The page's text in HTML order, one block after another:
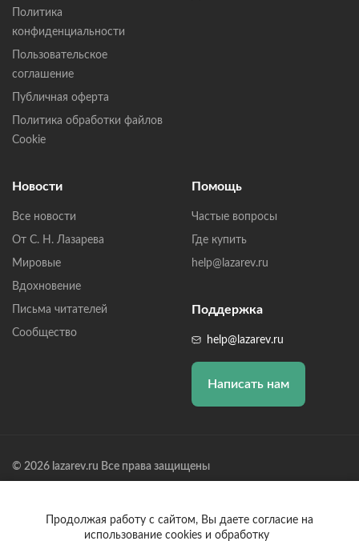
Политика
конфиденциальности
Пользовательское
соглашение
Публичная оферта
Политика обработки файлов
Cookie
Новости
Все новости
От С. Н. Лазарева
Мировые
Вдохновение
Письма читателей
Сообщество
Помощь
Частые вопросы
Где купить
help@lazarev.ru
Поддержка
help@lazarev.ru
Написать нам
© 2026 lazarev.ru Все права защищены
Банк: ОАО "АЛЬФА-БАНК" БИК: 044525593, К/С:
30101810200000000593
Продолжая работу с сайтом, Вы даете согласие на
использование cookies и обработку